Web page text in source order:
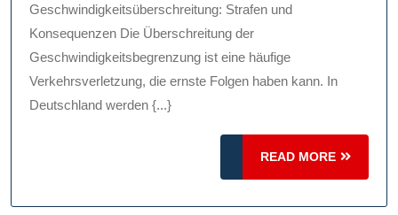
Geschwindigkeitsüberschreitung: Strafen und
Konsequenzen Die Überschreitung der
Geschwindigkeitsbegrenzung ist eine häufige
Verkehrsverletzung, die ernste Folgen haben kann. In
Deutschland werden {...}
READ MORE
READ
MORE